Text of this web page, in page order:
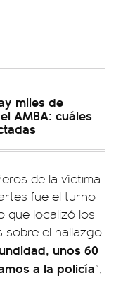
miles de
AMBA: cuáles
de la víctima
fue el turno
que localizó los
sobre el hallazgo.
unos 60
a la policía”,